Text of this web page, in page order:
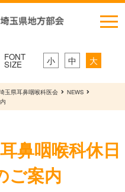
FONT
SIZE 小 中 大
玉県耳鼻咽喉科医会
NEWS
鼻咽喉科休日
ご案内